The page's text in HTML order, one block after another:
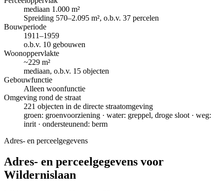
mediaan 1.000 m²
Spreiding 570–2.095 m², o.b.v. 37 percelen
Bouwperiode
1911–1959
o.b.v. 10 gebouwen
Woonoppervlakte
~229 m²
mediaan, o.b.v. 15 objecten
Gebouwfunctie
Alleen woonfunctie
Omgeving rond de straat
221 objecten in de directe straatomgeving
groen: groenvoorziening · water: greppel, droge sloot · weg:
inrit · ondersteunend: berm
Adres- en perceelgegevens
Adres- en perceelgegevens voor
Wildernislaan